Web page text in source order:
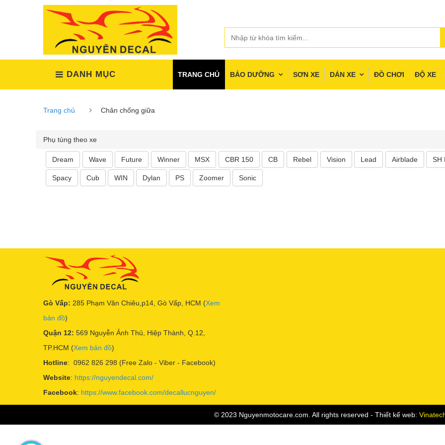
DANH MỤC TRANG CHỦ BẢO DƯỠNG SƠN XE DÁN XE ĐỒ CHƠI ĐỘ XE
Trang chủ Chân chống giữa
Phụ tùng theo xe
Dream Wave Future Winner MSX CBR 150 CB Rebel Vision Lead Airblade SH
Spacy Cub WIN Dylan PS Zoomer Sonic
Gò Vấp: 285 Phạm Văn Chiêu,p14, Gò Vấp, HCM (Xem
bản đồ)
Quận 12: 569 Nguyễn Ảnh Thủ, Hiệp Thành, Q.12,
TP.HCM (Xem bản đồ)
Hotline: 0962 826 298 (Free Zalo - Viber - Facebook)
Website: https://nguyendecal.com/
Facebook: https://www.facebook.com/decallucnguyen/
© 2023 Nguyenmotocare.com. All rights reserved - Thiết kế web: